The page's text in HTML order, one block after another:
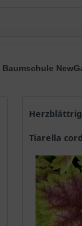
Tiarella